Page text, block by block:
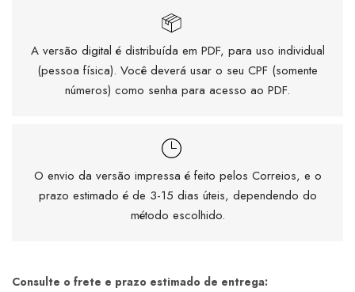
A versão digital é distribuída em PDF, para uso individual
(pessoa física). Você deverá usar o seu CPF (somente
números) como senha para acesso ao PDF.
O envio da versão impressa é feito pelos Correios, e o
prazo estimado é de 3-15 dias úteis, dependendo do
método escolhido.
Consulte o frete e prazo estimado de entrega: